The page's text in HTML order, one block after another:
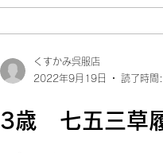
3歳 七五三草
くすかみ呉服店
2022年9月19日
読了時間